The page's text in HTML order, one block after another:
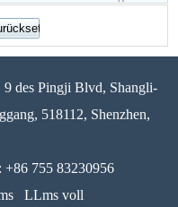
des Pingji Blvd, Shangli-
518112, Shenzhen,
+86 755 83230956
LLms voll